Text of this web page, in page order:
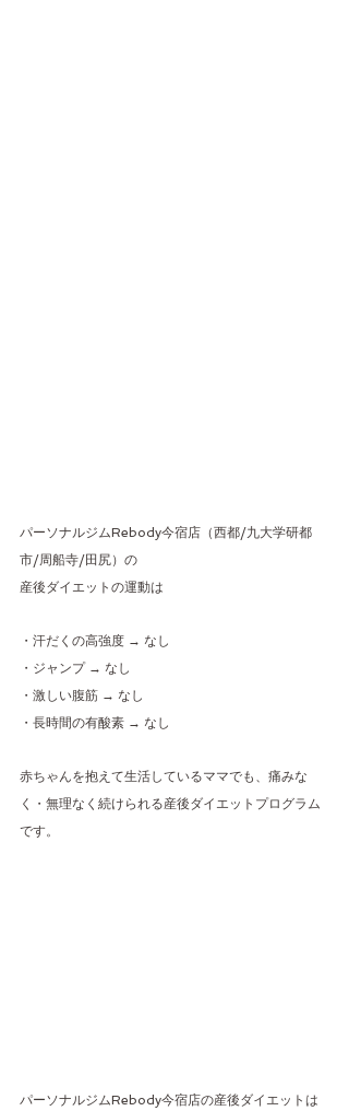
パーソナルジムRebody今宿店（西都/九大学研都
市/周船寺/田尻）の
産後ダイエットの運動は
・汗だくの高強度 → なし
・ジャンプ → なし
・激しい腹筋 → なし
・長時間の有酸素 → なし
赤ちゃんを抱えて生活しているママでも、痛みな
く・無理なく続けられる産後ダイエットプログラム
です。
パーソナルジムRebody今宿店の産後ダイエットは